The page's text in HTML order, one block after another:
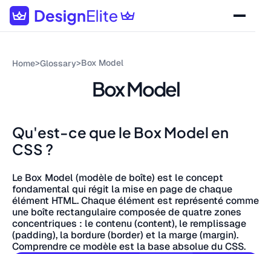
Home>Glossary>Box Model
Box Model
Qu'est-ce que le Box Model en
CSS ?
Le Box Model (modèle de boîte) est le concept
fondamental qui régit la mise en page de chaque
élément HTML. Chaque élément est représenté comme
une boîte rectangulaire composée de quatre zones
concentriques : le contenu (content), le remplissage
(padding), la bordure (border) et la marge (margin).
Comprendre ce modèle est la base absolue du CSS.